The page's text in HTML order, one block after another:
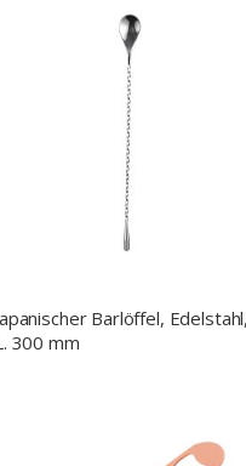
Barlöffel, Edelstahl,
300 mm